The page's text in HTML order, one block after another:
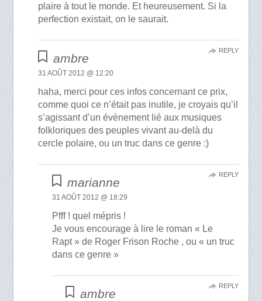
plaire à tout le monde. Et heureusement. Si la
perfection existait, on le saurait.
ambre
31 AOÛT 2012 @ 12:20
haha, merci pour ces infos concernant ce prix,
comme quoi ce n’était pas inutile, je croyais qu’il
s’agissant d’un évènement lié aux musiques
folkloriques des peuples vivant au-delà du
cercle polaire, ou un truc dans ce genre :)
REPLY
marianne
31 AOÛT 2012 @ 18:29
Pfff ! quel mépris !
Je vous encourage à lire le roman « Le
Rapt » de Roger Frison Roche , ou « un truc
dans ce genre »
REPLY
ambre
REPLY